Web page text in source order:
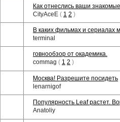
Как отнеслись ваши
CityAceE ( 1 2 )
В каких фильмах и сериалах
terminal
говнообзор от окадемика.
commag ( 1 2 )
Москва! Разрешите посидеть
lenarnigof
Популярность Leaf растет.
Anatoliy